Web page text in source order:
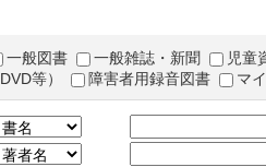
一般図書 一般雑誌・新聞
児童
DVD等）
障害者用録音図書 マ